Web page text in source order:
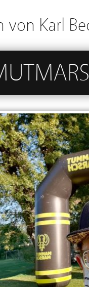
von Karl